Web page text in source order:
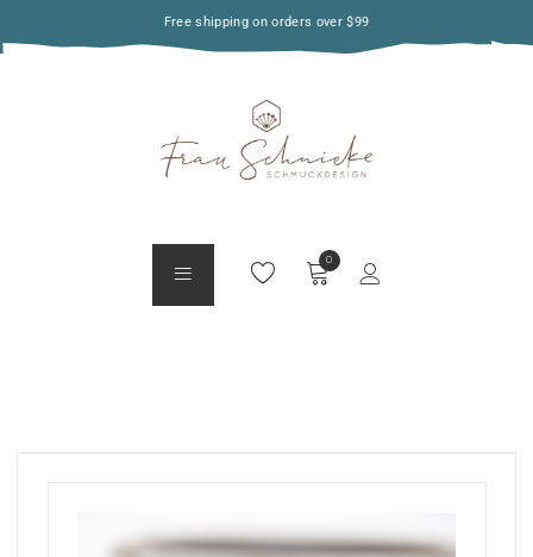
Free shipping on orders over $99